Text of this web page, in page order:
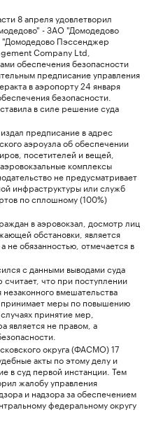
8 апреля удовлетворил
- ЗАО "Домодедово
Пэссенджер
Company Ltd,
обеспечения безопасности
предписание управления
в аэропорту 24 января
безопасности.
в силе решение суда
предписание в адрес
аэроузла об обеспечении
посетителей и вещей,
комплексы
не предусматривает
инфраструктуры или служб
по сплошному (100%)
в аэровокзал, досмотр лиц
обстановки, является
не обязанностью, отмечается в
с данными выводами суда
что при поступлении
вмешательства
принимает меры по повышению
принятие мер,
является не правом, а
округа (ФАСМО) 17
акты по этому делу и
в суд первой инстанции. Тем
жалобу управления
и надзора за обеспечением
федеральному округу